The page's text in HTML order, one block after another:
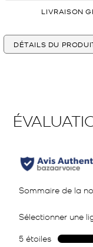
LIVRAISON
DÉTAILS DU